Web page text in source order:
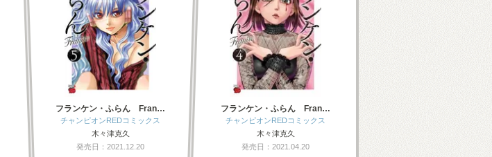
フランケン・ふらん Fran…
チャンピオンREDコミックス
木々津克久
発売日：2021.12.20
フランケン・ふらん Fran…
チャンピオンREDコミックス
木々津克久
発売日：2021.04.20